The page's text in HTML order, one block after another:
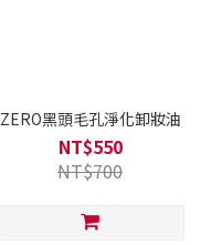
ZERO黑頭毛孔淨化卸妝油
NT$550
NT$700